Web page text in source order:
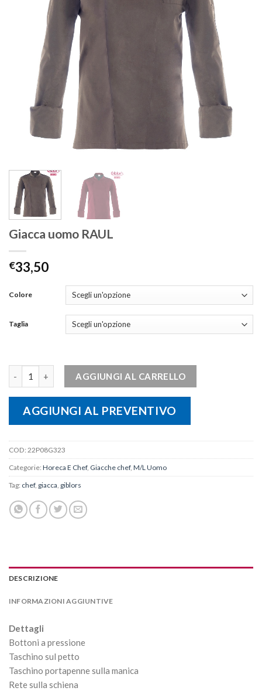
Giacca uomo RAUL
€33,50
Colore
Taglia
AGGIUNGI AL CARRELLO
AGGIUNGI AL PREVENTIVO
COD: 22P08G323
Categorie: Horeca E Chef, Giacche chef, M/L Uomo
Tag: chef, giacca giblors
DESCRIZIONE
INFORMAZIONI AGGIUNTIVE
Dettagli
Bottoni a pressione
Taschino sul petto
Taschino portapenne sulla manica
Rete sulla schiena